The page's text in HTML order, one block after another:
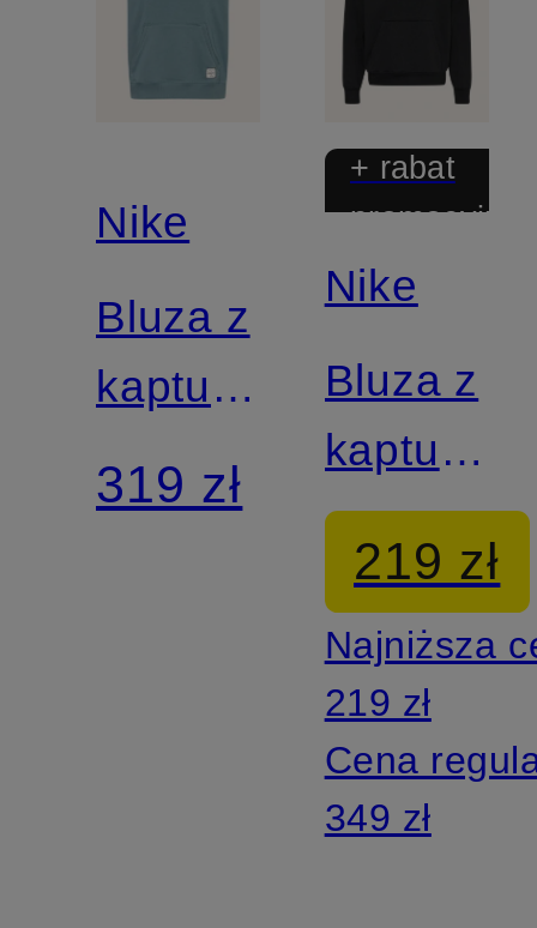
Nike
Bluza z
kapturem
N.A.C.
319 zł
+ rabat
promocyjny
Nike
Bluza z
kapturem
ACG
MAGIC
HOUR
219 zł
Najniższa
219 zł
Cena
349 zł